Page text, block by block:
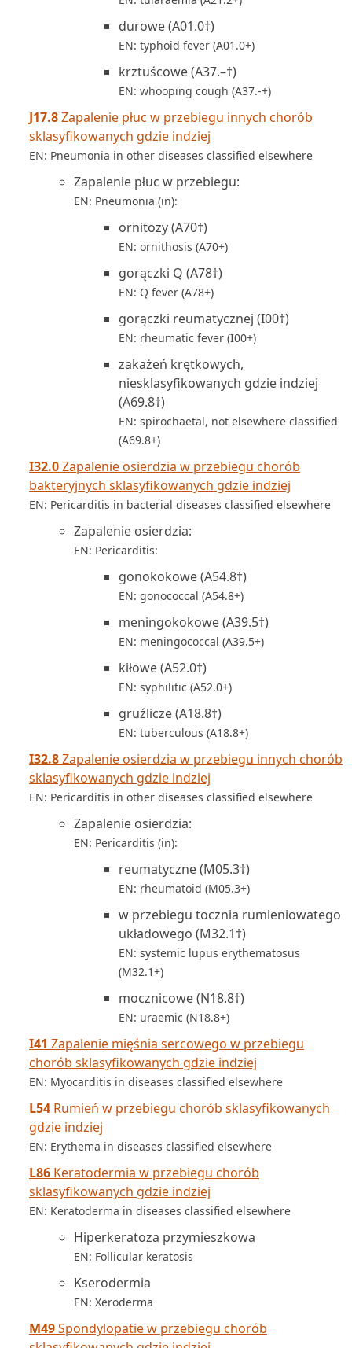
durowe (A01.0†)
EN: typhoid fever (A01.0+)
krztuścowe (A37.–†)
EN: whooping cough (A37.-+)
J17.8Zapalenie płuc w przebiegu innych chorób
sklasyfikowanych gdzie indziej
EN: Pneumonia in other diseases classified elsewhere
Zapalenie płuc w przebiegu:
EN: Pneumonia (in):
ornitozy (A70†)
EN: ornithosis (A70+)
gorączki Q (A78†)
EN: Q fever (A78+)
gorączki reumatycznej (I00†)
EN: rheumatic fever (I00+)
zakażeń krętkowych,
niesklasyfikowanych gdzie indziej
(A69.8†)
EN: spirochaetal, not elsewhere classified
(A69.8+)
I32.0Zapalenie osierdzia w przebiegu chorób
bakteryjnych sklasyfikowanych gdzie indziej
EN: Pericarditis in bacterial diseases classified elsewhere
Zapalenie osierdzia:
EN: Pericarditis:
gonokokowe (A54.8†)
EN: gonococcal (A54.8+)
meningokokowe (A39.5†)
EN: meningococcal (A39.5+)
kiłowe (A52.0†)
EN: syphilitic (A52.0+)
gruźlicze (A18.8†)
EN: tuberculous (A18.8+)
I32.8Zapalenie osierdzia w przebiegu innych chorób
sklasyfikowanych gdzie indziej
EN: Pericarditis in other diseases classified elsewhere
Zapalenie osierdzia:
EN: Pericarditis (in):
reumatyczne (M05.3†)
EN: rheumatoid (M05.3+)
w przebiegu tocznia rumieniowatego
układowego (M32.1†)
EN: systemic lupus erythematosus
(M32.1+)
mocznicowe (N18.8†)
EN: uraemic (N18.8+)
I41 Zapalenie mięśnia sercowego w przebiegu
chorób sklasyfikowanych gdzie indziej
EN: Myocarditis in diseases classified elsewhere
L54 Rumień w przebiegu chorób sklasyfikowanych
gdzie indziej
EN: Erythema in diseases classified elsewhere
L86 Keratodermia w przebiegu chorób
sklasyfikowanych gdzie indziej
EN: Keratoderma in diseases classified elsewhere
Hiperkeratoza przymieszkowa
EN: Follicular keratosis
Kserodermia
EN: Xeroderma
M49Spondylopatie w przebiegu chorób